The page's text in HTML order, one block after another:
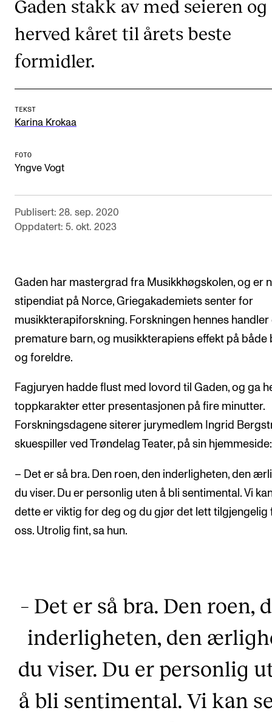
CREMAH
NordART
INTERNASJONALT
Internasjonal strategi
IN.TUNE
Arrangementer og konserter
Ledige stillinger
Kontakt oss
Finn ansatte
Gaden stakk av med seieren og
herved kåret til årets beste
formidler.
TEKST
Karina Krokaa
FOTO
Yngve Vogt
Publisert: 28. sep. 2020
Oppdatert: 5. okt. 2023
Gaden har mastergrad fra Musikkhøgskolen, og er
stipendiat på Norce, Griegakademiets senter for
musikkterapiforskning. Forskningen hennes handler
premature barn, og musikkterapiens effekt på både
og foreldre.
Fagjuryen hadde flust med lovord til Gaden, og ga
toppkarakter etter presentasjonen på fire minutter.
Forskningsdagene siterer jurymedlem Ingrid
skuespiller ved Trøndelag Teater, på sin hjemmeside:
– Det er så bra. Den roen, den inderligheten, den
du viser. Du er personlig uten å bli sentimental. Vi
dette er viktig for deg og du gjør det lett tilgjengelig
oss. Utrolig fint, sa hun.
– Det er så bra. Den roen,
inderligheten, den
du viser. Du er personlig
å bli sentimental. Vi kan